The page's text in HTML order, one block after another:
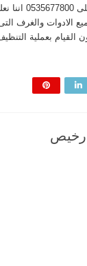
للاتصال
الادوات والغرف
القيام بعملية
رخيص